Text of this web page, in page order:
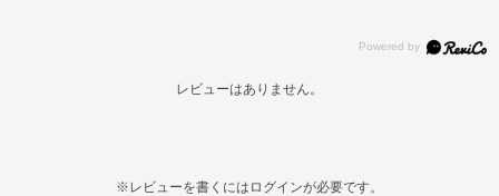
レビューはありません。
※レビューを書くには ログインが必要です。